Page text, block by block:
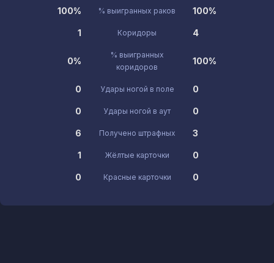
100% % выигранных раков 100%
1 Коридоры 4
0%
% выигранных
коридоров
100%
0 Удары ногой в поле 0
0 Удары ногой в аут 0
6 Получено штрафных 3
1 Жёлтые карточки 0
0 Красные карточки 0